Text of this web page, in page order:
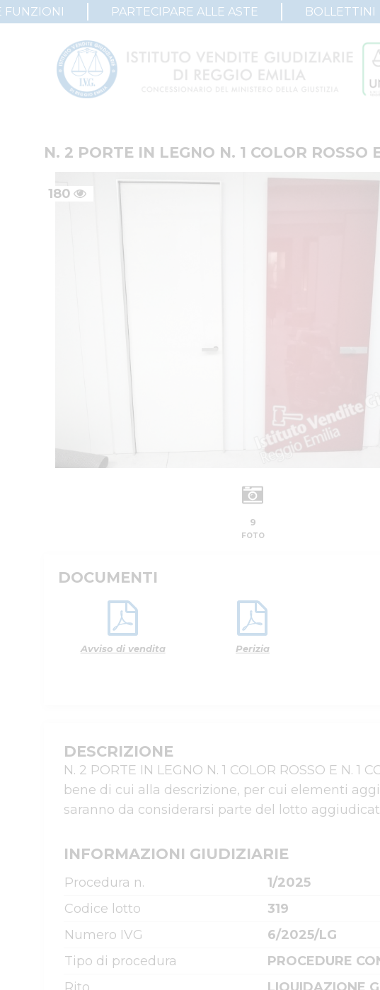
FUNZIONI PARTECIPARE ALLE ASTE BOLLETTINI
N. 2 PORTE IN LEGNO N. 1 COLOR ROSSO
180
9
FOTO
DOCUMENTI
Avviso di vendita Perizia
DESCRIZIONE
N. 2 PORTE IN LEGNO N. 1 COLOR ROSSO E N.
bene di cui alla descrizione, per cui elementi
saranno da considerarsi parte del lotto
INFORMAZIONI GIUDIZIARIE
Procedura n.
1/2025
Codice lotto
319
Numero IVG
6/2025/LG
Tipo di procedura
PROCEDURE